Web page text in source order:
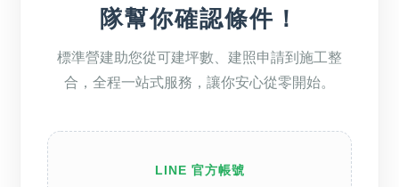
隊幫你確認條件！
標準營建助您從可建坪數、建照申請到施工整
合，全程一站式服務，讓你安心從零開始。
LINE 官方帳號